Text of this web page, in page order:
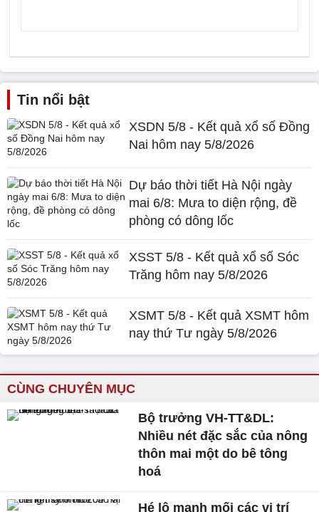
Tin nổi bật
XSDN 5/8 - Kết quả xổ số Đồng
Nai hôm nay 5/8/2026
Dự báo thời tiết Hà Nội ngày
mai 6/8: Mưa to diện rộng, đề
phòng có dông lốc
XSST 5/8 - Kết quả xổ số Sóc
Trăng hôm nay 5/8/2026
XSMT 5/8 - Kết quả XSMT hôm
nay thứ Tư ngày 5/8/2026
CÙNG CHUYÊN MỤC
Bộ trưởng VH-TT&DL:
Nhiều nét đặc sắc của nông
thôn mai một do bê tông
hoá
Hé lộ manh mối các vị trí